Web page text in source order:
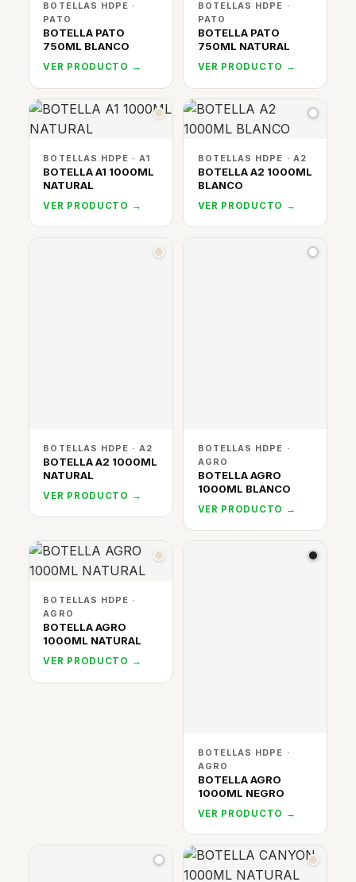
BOTELLAS HDPE ·
PATO
BOTELLA PATO
750ML BLANCO
VER PRODUCTO →
BOTELLAS HDPE ·
PATO
BOTELLA PATO
750ML NATURAL
VER PRODUCTO →
BOTELLAS HDPE · A1
BOTELLA A1 1000ML
NATURAL
VER PRODUCTO →
BOTELLAS HDPE · A2
BOTELLA A2 1000ML
BLANCO
VER PRODUCTO →
BOTELLAS HDPE · A2
BOTELLA A2 1000ML
NATURAL
VER PRODUCTO →
BOTELLAS HDPE ·
AGRO
BOTELLA AGRO
1000ML BLANCO
VER PRODUCTO →
BOTELLAS HDPE ·
AGRO
BOTELLA AGRO
1000ML NATURAL
VER PRODUCTO →
BOTELLAS HDPE ·
AGRO
BOTELLA AGRO
1000ML NEGRO
VER PRODUCTO →